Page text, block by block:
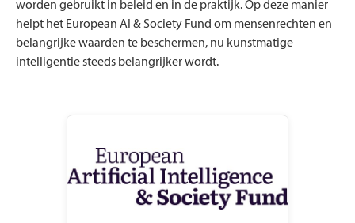
worden gebruikt in beleid en in de praktijk. Op deze manier
helpt het European AI & Society Fund om mensenrechten en
belangrijke waarden te beschermen, nu kunstmatige
intelligentie steeds belangrijker wordt.